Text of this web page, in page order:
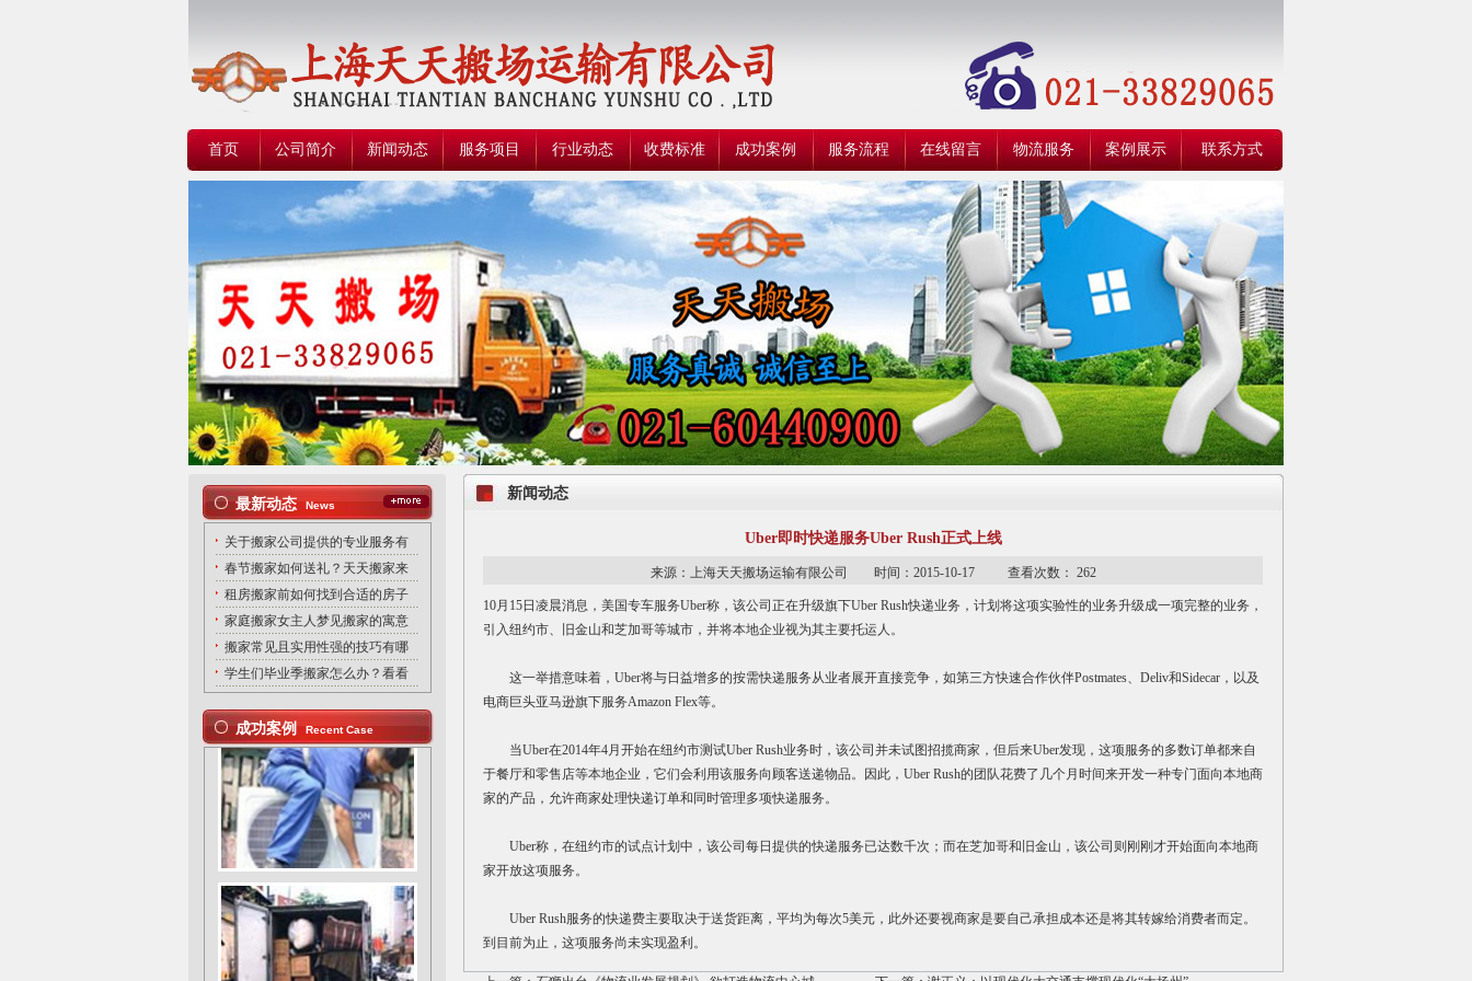
首页 公司简介 新闻动态 服务项目 行业动态 收费标准 成功案例 服务流程 在线留言 物流服务 案例展示 联系方式
最新动态 News
关于搬家公司提供的专业服务有
春节搬家如何送礼？天天搬家来
租房搬家前如何找到合适的房子
家庭搬家女主人梦见搬家的寓意
搬家常见且实用性强的技巧有哪
学生们毕业季搬家怎么办？看看
成功案例 Recent Case
新闻动态
Uber即时快递服务Uber Rush正式上线
来源：上海天天搬场运输有限公司 时间：2015-10-17 查看次数： 262
10月15日凌晨消息，美国专车服务Uber称，该公司正在升级旗下Uber Rush快递业务，计划将这项实验性的业务升级成一项完整的业务，
引入纽约市、旧金山和芝加哥等城市，并将本地企业视为其主要托运人。
这一举措意味着，Uber将与日益增多的按需快递服务从业者展开直接竞争，如第三方快速合作伙伴Postmates、Deliv和Sidecar，以及
电商巨头亚马逊旗下服务Amazon Flex等。
当Uber在2014年4月开始在纽约市测试Uber Rush业务时，该公司并未试图招揽商家，但后来Uber发现，这项服务的多数订单都来自
于餐厅和零售店等本地企业，它们会利用该服务向顾客送递物品。因此，Uber Rush的团队花费了几个月时间来开发一种专门面向本地商
家的产品，允许商家处理快递订单和同时管理多项快递服务。
Uber称，在纽约市的试点计划中，该公司每日提供的快递服务已达数千次；而在芝加哥和旧金山，该公司则刚刚才开始面向本地商
家开放这项服务。
Uber Rush服务的快递费主要取决于送货距离，平均为每次5美元，此外还要视商家是要自己承担成本还是将其转嫁给消费者而定。
到目前为止，这项服务尚未实现盈利。